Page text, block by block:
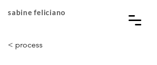
sabine feliciano
< process